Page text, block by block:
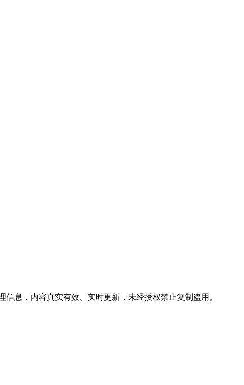
息，内容真实有效、实时更新，未经授权禁止复制盗用。